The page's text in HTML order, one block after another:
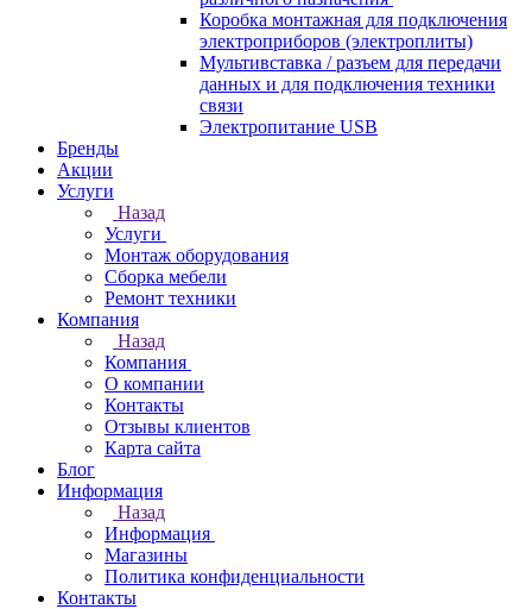
Коробка монтажная для подключения
электроприборов (электроплиты)
Мультивставка / разъем для передачи
данных и для подключения техники
связи
Электропитание USB
Бренды
Акции
Услуги
Назад
Услуги
Монтаж оборудования
Сборка мебели
Ремонт техники
Компания
Назад
Компания
О компании
Контакты
Отзывы клиентов
Карта сайта
Блог
Информация
Назад
Информация
Магазины
Политика конфиденциальности
Контакты